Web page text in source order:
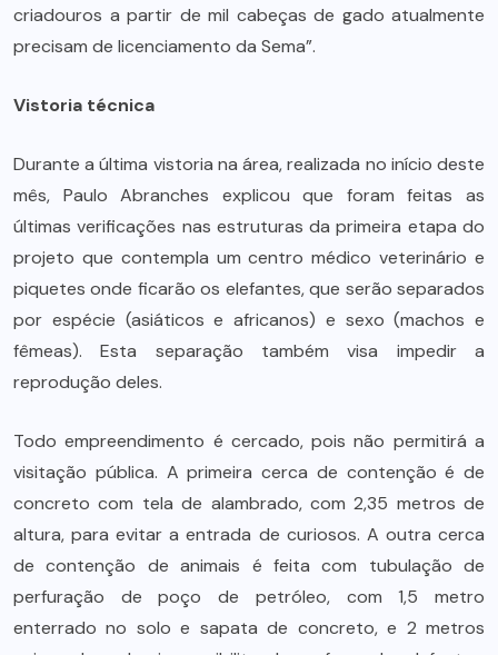
criadouros a partir de mil cabeças de gado atualmente
precisam de licenciamento da Sema”.
Vistoria técnica
Durante a última vistoria na área, realizada no início deste
mês, Paulo Abranches explicou que foram feitas as
últimas verificações nas estruturas da primeira etapa do
projeto que contempla um centro médico veterinário e
piquetes onde ficarão os elefantes, que serão separados
por espécie (asiáticos e africanos) e sexo (machos e
fêmeas). Esta separação também visa impedir a
reprodução deles.
Todo empreendimento é cercado, pois não permitirá a
visitação pública. A primeira cerca de contenção é de
concreto com tela de alambrado, com 2,35 metros de
altura, para evitar a entrada de curiosos. A outra cerca
de contenção de animais é feita com tubulação de
perfuração de poço de petróleo, com 1,5 metro
enterrado no solo e sapata de concreto, e 2 metros